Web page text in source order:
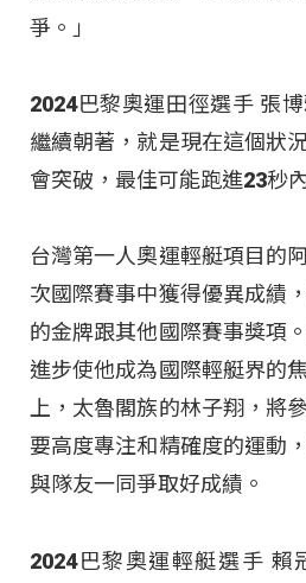
爭。」
2024巴黎奧運田徑選手 張
繼續朝著，就是現在這個狀
會突破，最佳可能跑進23秒內
台灣第一人奧運輕艇項目的
次國際賽事中獲得優異成績
的金牌跟其他國際賽事獎項
進步使他成為國際輕艇界的
上，太魯閣族的林子翔，將
要高度專注和精確度的運動
與隊友一同爭取好成績。
2024巴黎奧運輕艇選手 賴